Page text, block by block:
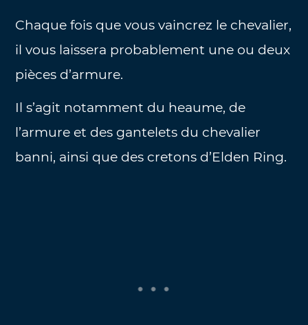
Chaque fois que vous vaincrez le chevalier,
il vous laissera probablement une ou deux
pièces d’armure.
Il s’agit notamment du heaume, de
l’armure et des gantelets du chevalier
banni, ainsi que des cretons d’Elden Ring.